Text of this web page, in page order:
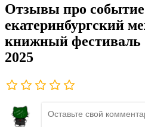
Отзывы про событие
екатеринбургский
книжный фестиваль
2025